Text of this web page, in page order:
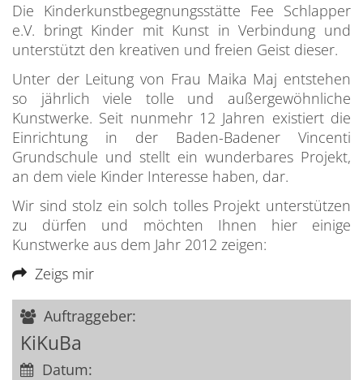
Die Kinderkunstbegegnungsstätte Fee Schlapper
e.V. bringt Kinder mit Kunst in Verbindung und
unterstützt den kreativen und freien Geist dieser.
Unter der Leitung von Frau Maika Maj entstehen
so jährlich viele tolle und außergewöhnliche
Kunstwerke. Seit nunmehr 12 Jahren existiert die
Einrichtung in der Baden-Badener Vincenti
Grundschule und stellt ein wunderbares Projekt,
an dem viele Kinder Interesse haben, dar.
Wir sind stolz ein solch tolles Projekt unterstützen
zu dürfen und möchten Ihnen hier einige
Kunstwerke aus dem Jahr 2012 zeigen:
Zeigs mir
Auftraggeber:
KiKuBa
Datum: